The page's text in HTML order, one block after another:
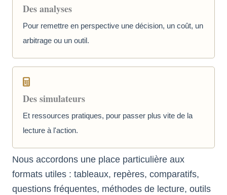
Des analyses
Pour remettre en perspective une décision, un coût, un
arbitrage ou un outil.
Des simulateurs
Et ressources pratiques, pour passer plus vite de la
lecture à l'action.
Nous accordons une place particulière aux
formats utiles : tableaux, repères, comparatifs,
questions fréquentes, méthodes de lecture, outils